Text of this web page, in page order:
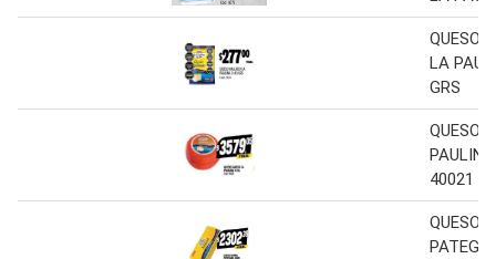
QUESO
LA
GRS
QUESO
40021
QUESO